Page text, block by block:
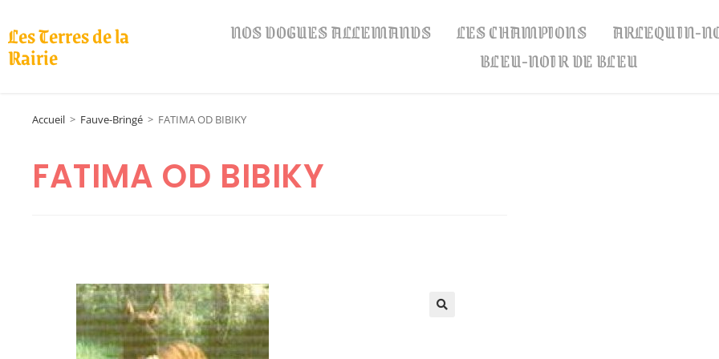
Les Terres de la
Rairie
NOS DOGUES ALLEMANDS LES CHAMPIONS
ARLEQUIN-
BLEU-NOIR DE BLEU
Accueil > Fauve-Bringé > FATIMA OD BIBIKY
FATIMA OD BIBIKY